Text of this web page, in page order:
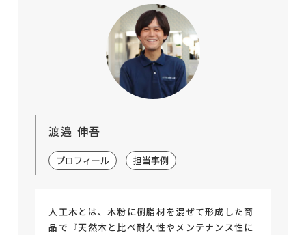
渡邉 伸吾
プロフィール 担当事例
人工木とは、木粉に樹脂材を混ぜて形成した商
品で『天然木と比べ耐久性やメンテナンス性に